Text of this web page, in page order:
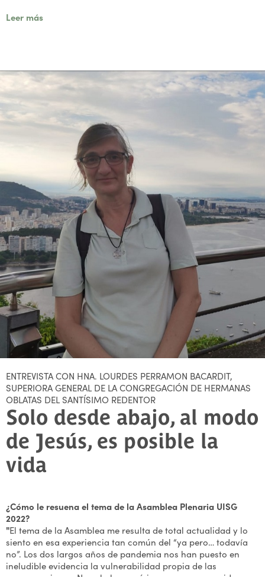
Leer más
ENTREVISTA CON HNA. LOURDES PERRAMON BACARDIT,
SUPERIORA GENERAL DE LA CONGREGACIÓN DE HERMANAS
OBLATAS DEL SANTÍSIMO REDENTOR
Solo desde abajo, al modo
de Jesús, es posible la
vida
¿Cómo le resuena el tema de la Asamblea Plenaria UISG
2022?
"El tema de la Asamblea me resulta de total actualidad y lo
siento en esa experiencia tan común del “ya pero… todavía
no”. Los dos largos años de pandemia nos han puesto en
ineludible evidencia la vulnerabilidad propia de las